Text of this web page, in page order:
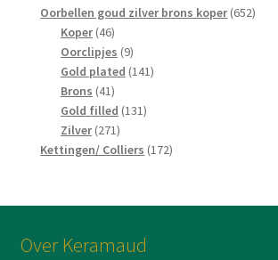
producten
Oorbellen goud zilver brons koper 652652
Koper 4646
producten
Oorclipjes 99
producten
Gold plated 141141
Brons 4141
producten
Gold filled 131131
Zilver 271271
producten
Kettingen/ Colliers 172172
Over Keramaud